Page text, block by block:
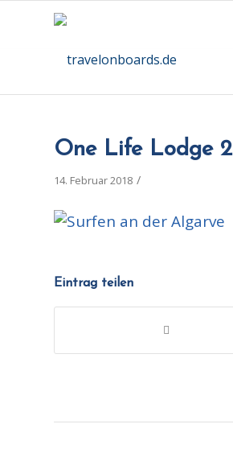
One Life Lodge 2
14. Februar 2018 /
Eintrag teilen